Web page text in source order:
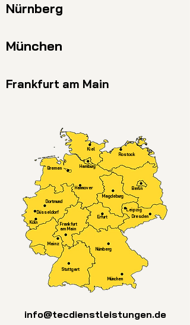
Nürnberg
München
Frankfurt am Main
Magdeburg
Rostock
Köln
Erfurt
Frankfurt
am Main
München
Nürnberg
Stuttgart
Leipzig
Mainz
Bremen Hamburg
Dresden
Dortmund
Düsseldorf
Hannover Berlin
Kiel
info@tecdienstleistungen.de